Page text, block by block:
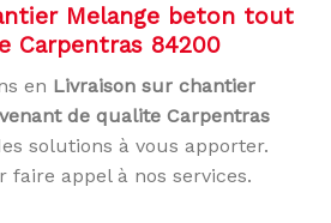
Melange beton tout
Carpentras 84200
en Livraison sur chantier
de qualite Carpentras
solutions à vous apporter.
faire appel à nos services.